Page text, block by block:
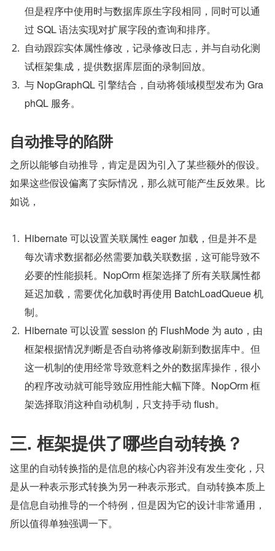
但是程序中使用时与数据库原生字段相同，同时可以通
过 SQL 语法实现对扩展字段的查询和排序。
自动跟踪实体属性修改，记录修改日志，并与自动化测
试框架集成，提供数据库层面的录制回放。
与 NopGraphQL 引擎结合，自动将领域模型发布为 Gra
phQL 服务。
自动推导的陷阱
之所以能够自动推导，肯定是因为引入了某些额外的假设。
如果这些假设偏离了实际情况，那么就可能产生反效果。比
如说，
Hibernate 可以设置关联属性 eager 加载，但是并不是
每次请求数据都必然需要加载关联数据，这可能导致不
必要的性能损耗。NopOrm 框架选择了所有关联属性都
延迟加载，需要优化加载时再使用 BatchLoadQueue 机
制。
Hibernate 可以设置 session 的 FlushMode 为 auto，由
框架根据情况判断是否自动将修改刷新到数据库中。但
这一机制的使用经常导致意料之外的数据库操作，很小
的程序改动就可能导致应用性能大幅下降。NopOrm 框
架选择取消这种自动机制，只支持手动 flush。
三. 框架提供了哪些自动转换？
这里的自动转换指的是信息的核心内容并没有发生变化，只
是从一种表示形式转换为另一种表示形式。自动转换本质上
是信息自动推导的一个特例，但是因为它的设计非常通用，
所以值得单独强调一下。